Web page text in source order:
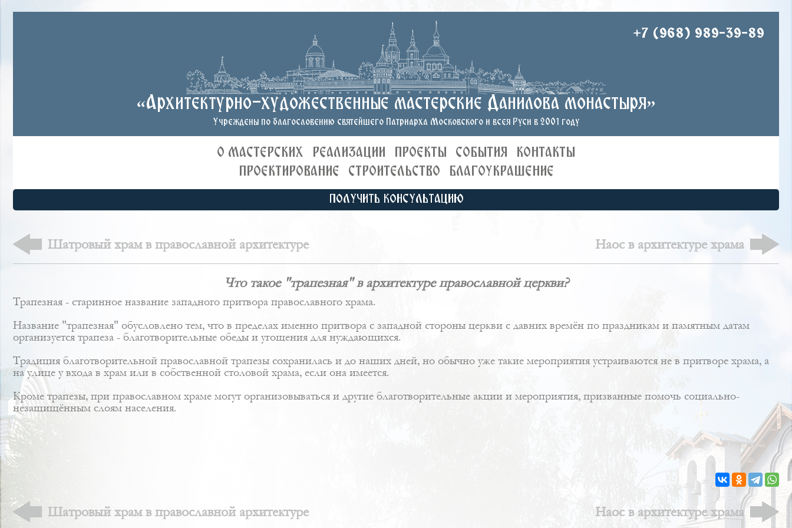
+7 (968) 989-39-89
«Архитектурно-художественные мастерские Данилова монастыря»
Учреждены по благословению святейшего Патриарха Московского и всея Руси в 2001 году
О МАСТЕРСКИХ РЕАЛИЗАЦИИ ПРОЕКТЫ СОБЫТИЯ
КОНТАКТЫ
ПРОЕКТИРОВАНИЕ
СТРОИТЕЛЬСТВО БЛАГОУКРАШЕНИЕ
ПОЛУЧИТЬ КОНСУЛЬТАЦИЮ
Шатровый храм в православной архитектуре Наос в архитектуре храма
Что такое "трапезная" в архитектуре православной церкви?
Трапезная - старинное название западного притвора православного храма.
Название "трапезная" обусловлено тем, что в пределах именно притвора с западной стороны церкви с давних времён по праздникам и памятным датам
организуется трапеза - благотворительные обеды и угощения для нуждающихся.
Традиция благотворительной православной трапезы сохранилась и до наших дней, но обычно уже такие мероприятия устраиваются не в притворе храма, а
на улице у входа в храм или в собственной столовой храма, если она имеется.
Кроме трапезы, при православном храме могут организовываться и другие благотворительные акции и мероприятия, призванные помочь социально-
незащищённым слоям населения.
Шатровый храм в православной архитектуре Наос в архитектуре храма